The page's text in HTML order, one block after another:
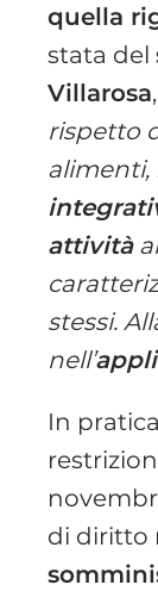
quella
stata del
Villarosa
rispetto
alimenti,
attività
stessi.
nell’
In
di diritto